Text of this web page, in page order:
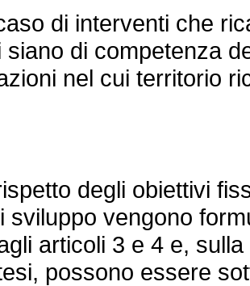
di interventi che
siano di competenza
nel cui territorio
degli obiettivi
sviluppo vengono
articoli 3 e 4 e,
possono essere